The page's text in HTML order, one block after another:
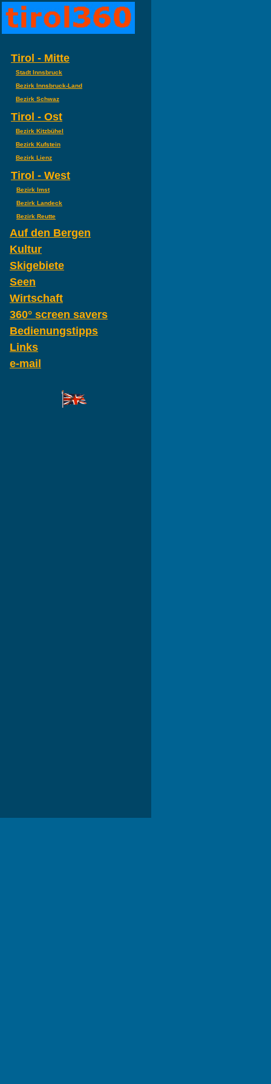
Tirol - Mitte
Stadt Innsbruck
Bezirk Innsbruck-Land
Bezirk Schwaz
Tirol - Ost
Bezirk Kitzbühel
Bezirk Kufstein
Bezirk Lienz
Tirol - West
Bezirk Imst
Bezirk Landeck
Bezirk Reutte
Auf den Bergen
Kultur
Skigebiete
Seen
Wirtschaft
360° screen savers
Bedienungstipps
Links
e-mail